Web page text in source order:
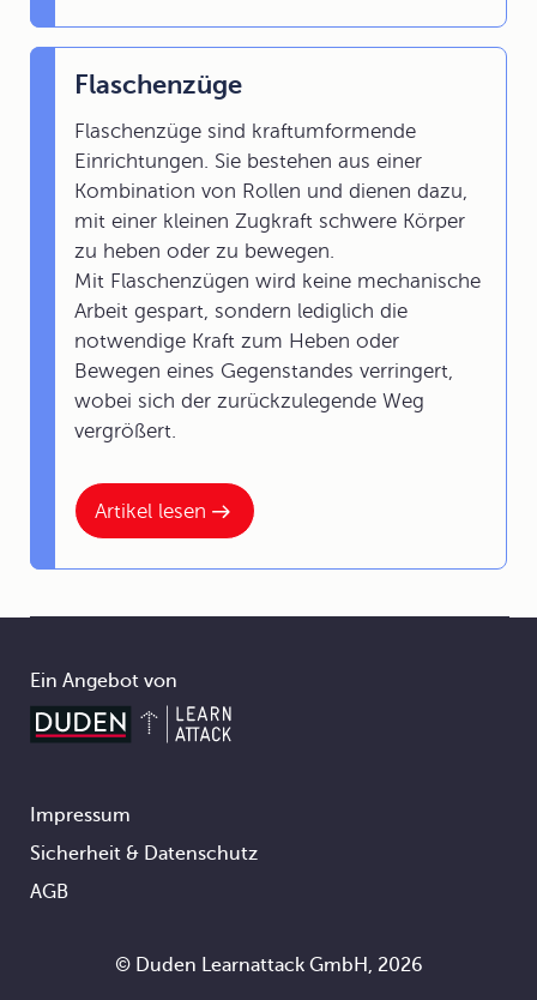
Artikel lesen
Flaschenzüge
Flaschenzüge sind kraftumformende
Einrichtungen. Sie bestehen aus einer
Kombination von Rollen und dienen dazu,
mit einer kleinen Zugkraft schwere Körper
zu heben oder zu bewegen.
Mit Flaschenzügen wird keine mechanische
Arbeit gespart, sondern lediglich die
notwendige Kraft zum Heben oder
Bewegen eines Gegenstandes verringert,
wobei sich der zurückzulegende Weg
vergrößert.
Ein Angebot von
Footer
Impressum
Sicherheit & Datenschutz
AGB
© Duden Learnattack GmbH, 2026